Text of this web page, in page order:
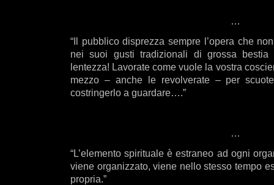
…
“Il pubblico disprezza sempre l’opera che
nei suoi gusti tradizionali di grossa bestia
lentezza! Lavorate come vuole la vostra
mezzo – anche le revolverate – per
costringerlo a guardare….”
…
“L’elemento spirituale è estraneo ad ogni
viene organizzato, viene nello stesso tempo
propria.”